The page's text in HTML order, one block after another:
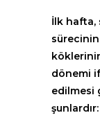
İlk hafta,
sürecinin
dönemi
edilmesi
şunlardır: